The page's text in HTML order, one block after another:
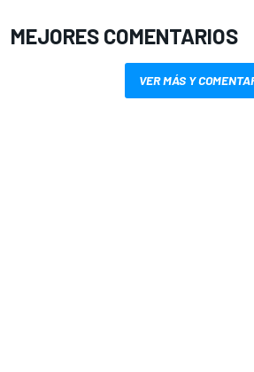
MEJORES COMENTARIOS
VER MÁS Y